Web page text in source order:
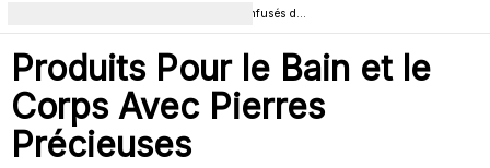
Produits pour le bain et le corps infusés de pierres précieuses
Produits Pour le Bain et le
Corps Avec Pierres
Précieuses